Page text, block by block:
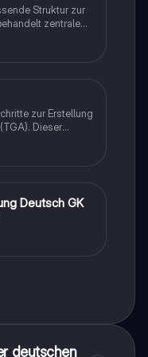
Struktur zur
zentrale
und
die sich auf
zur Erstellung
Dieser
Textanalyse,
und
Deutsch GK
deutschen